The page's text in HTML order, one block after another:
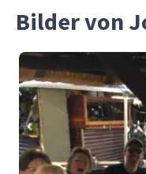
Bilder von